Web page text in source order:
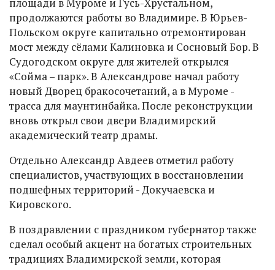
продолжаются работы во Владимире. В Юрьев-
Польском округе капитально отремонтирован
мост между сёлами Калиновка и Сосновый Бор. В
Судогодском округе для жителей открылся
«Сойма – парк». В Александрове начал работу
новый Дворец бракосочетаний, а в Муроме -
трасса для маунтинбайка. После реконструкции
вновь открыл свои двери Владимирский
академический театр драмы.
Отдельно Александр Авдеев отметил работу
специалистов, участвующих в восстановлении
подшефных территорий - Докучаевска и
Кировского.
В поздравлении с праздником губернатор также
сделал особый акцент на богатых строительных
традициях Владимирской земли, которая